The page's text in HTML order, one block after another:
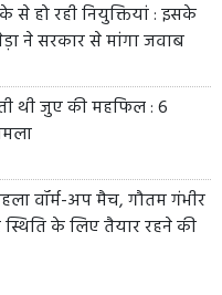
हो रही नियुक्तियां : इसके
ने सरकार से मांगा जवाब
थी जुए की महफिल : 6
वॉर्म-अप मैच, गौतम गंभीर
स्थिति के लिए तैयार रहने की